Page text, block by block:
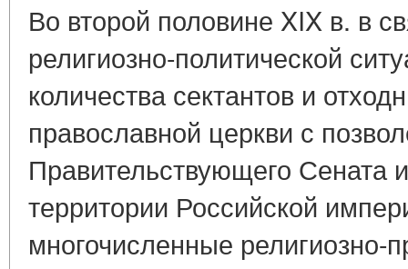
Во второй половине XIX в. в
религиозно-политической
количества сектантов и
православной церкви с
Правительствующего Сената
территории Российской
многочисленные религиозно-